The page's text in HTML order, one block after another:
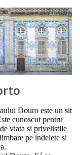
Douro este un sit
cunoscut pentru
viata si privelistile
pe indelete si